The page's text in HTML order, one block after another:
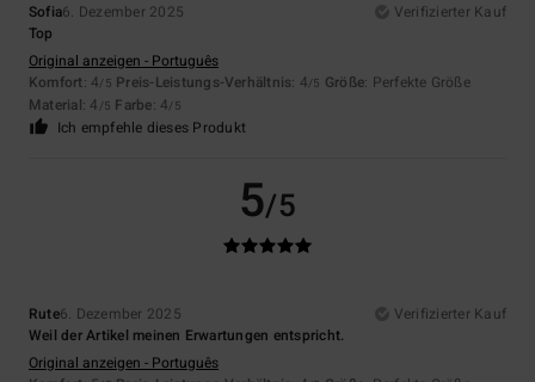
Sofia6. Dezember 2025
Verifizierter Kauf
Top
Original anzeigen - Português
Komfort: 4/5 Preis-Leistungs-Verhältnis: 4/5 Größe: Perfekte Größe
Material: 4 /5 Farbe: 4/5
Ich empfehle dieses Produkt
5/5
Rute6. Dezember 2025
Verifizierter Kauf
Weil der Artikel meinen Erwartungen entspricht.
Original anzeigen - Português